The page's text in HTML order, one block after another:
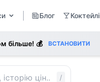
Блог Коктейлі
більше! 💰 ВСТАНОВИТИ
/